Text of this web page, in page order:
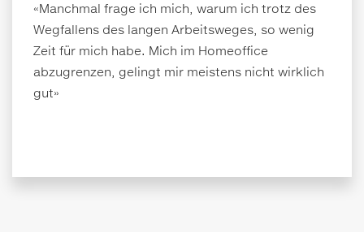
«Manchmal frage ich mich, warum ich trotz des
Wegfallens des langen Arbeitsweges, so wenig
Zeit für mich habe. Mich im Homeoffice
abzugrenzen, gelingt mir meistens nicht wirklich
gut»